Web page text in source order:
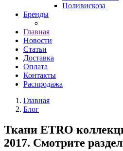
Поливискоза
Бренды
Главная
Новости
Статьи
Доставка
Оплата
Контакты
Распродажа
Главная
Блог
Ткани ETRO
2017. Смотрите